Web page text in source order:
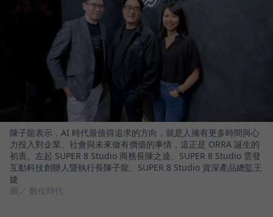
陳子龍表示，AI 時代最值得追求的方向，就是人擁有更多時間與心
力投入對企業、社會與未來做有價值的事情，這正是 ORRA 誕生的
初衷。左起 SUPER 8 Studio 商務長陳之逵、SUPER 8 Studio 雲發
互動科技創辦人暨執行長陳子龍、SUPER 8 Studio 資深產品總監王
婕
圖／ 數位時代